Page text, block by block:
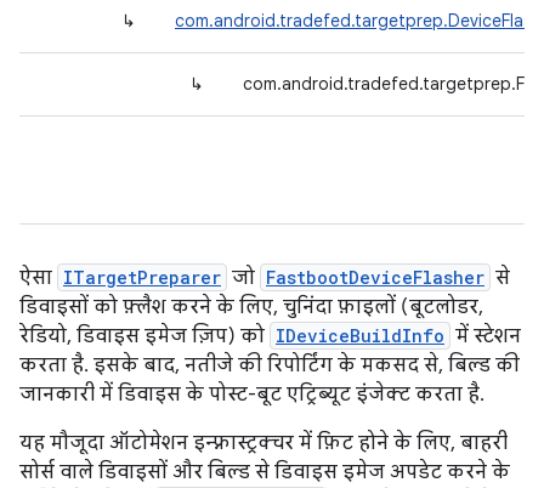
↳
↳
ऐसा ITargetPreparer जो FastbootDeviceFlasher से
डिवाइसों को फ़्लैश करने के लिए, चुनिंदा फ़ाइलों (बूटलोडर,
रेडियो, डिवाइस इमेज ज़िप) को IDeviceBuildInfo में स्टेशन
करता है. इसके बाद, नतीजे की रिपोर्टिंग के मकसद से, बिल्ड की
जानकारी में डिवाइस के पोस्ट-बूट एट्रिब्यूट इंजेक्ट करता है.
यह मौजूदा ऑटोमेशन इन्फ़्रास्ट्रक्चर में फ़िट होने के लिए, बाहरी
सोर्स वाले डिवाइसों और बिल्ड से डिवाइस इमेज अपडेट करने के